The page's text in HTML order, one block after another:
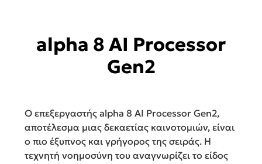
alpha 8 AI Processor
Gen2
Ο επεξεργαστής alpha 8 AI Processor Gen2,
αποτέλεσμα μιας δεκαετίας καινοτομιών, είναι
ο πιο έξυπνος και γρήγορος της σειράς. Η
τεχνητή νοημοσύνη του αναγνωρίζει το είδος